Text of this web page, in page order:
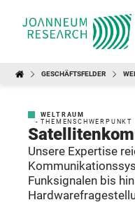
GESCHÄFTSFELDER
WELTRAUM
- THEMENSCHWERPUNKT
Unsere Expertise
Funksignalen bis